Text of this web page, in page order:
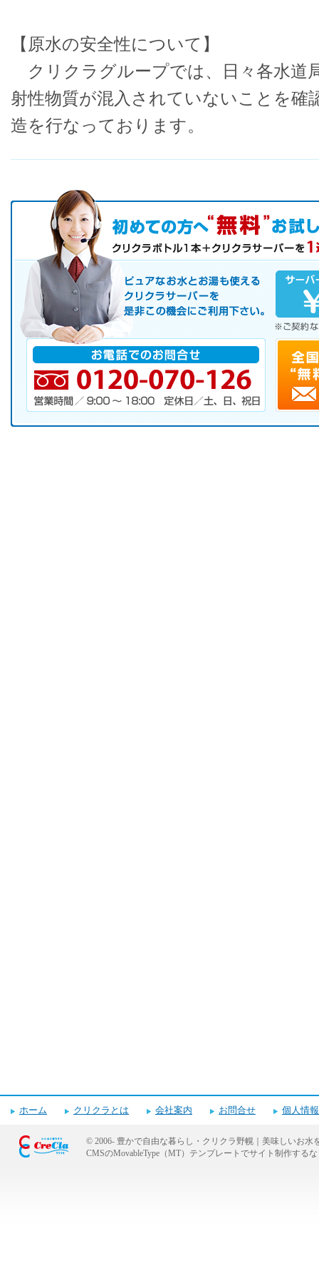
【原水の安全性について】
クリクラグループでは、日々各水道
射性物質が混入されていないことを確
造を行なっております。
初めての方へ キャンペーン実施中！
お気軽にお申し込み下さい。
ピュアなお水とお湯も使えるクリクラサーバーを是非この機会にご
サーバレンタル
ご自宅まで配送
※ご契約なさらなくても結構です。
お電話でのお問合せ
ホーム クリクラとは 会社案内 お問合せ 個人情
© 2006- 豊かで自由な暮らし・クリクラ野幌｜美味しいお水
CMSのMovableType（MT）テンプレートでサイト制作する